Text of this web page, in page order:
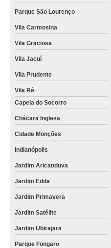
Parque São Lourenço
Vila Carmosina
Vila Graciosa
Vila Jacuí
Vila Prudente
Vila Ré
Capela do Socorro
Chácara Inglesa
Cidade Monções
Indianópolis
Jardim Aricanduva
Jardim Edda
Jardim Primavera
Jardim Satélite
Jardim Ubirajara
Parque Fongaro